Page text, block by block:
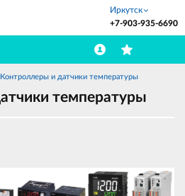
Иркутск
+7-903-935-6690
Контроллеры и датчики температуры
температуры